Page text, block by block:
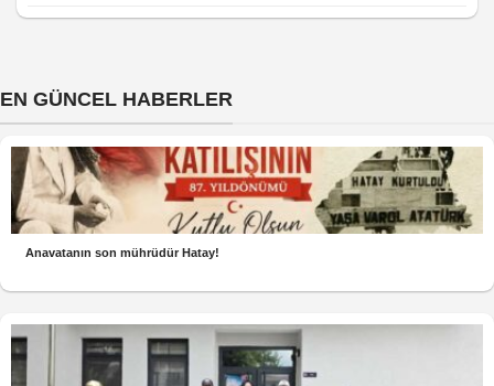
EN GÜNCEL HABERLER
Anavatanın son mührüdür Hatay!